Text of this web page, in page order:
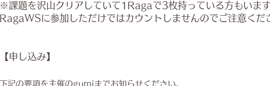
※課題を沢山クリアしていて1Ragaで3枚持っている方もいま
RagaWSに参加しただけではカウントしませんのでご注意くだ
【申し込み】
下記の要項を主催のgumiまでお知らせください。